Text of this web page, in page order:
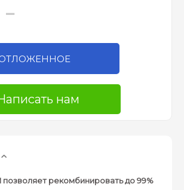
−
нам
позволяет рекомбинировать до 99%